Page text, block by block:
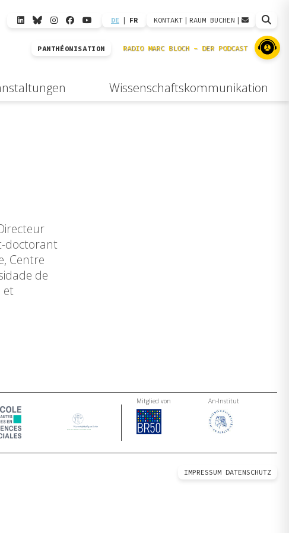
DE | FR KONTAKT | RAUM BUCHEN |
PANTHÉONISATION
Wissenschaftskommunikation
doctorant
Centre
de
et
Mitglied von An-Institut
IMPRESSUM DATENSCHUTZ